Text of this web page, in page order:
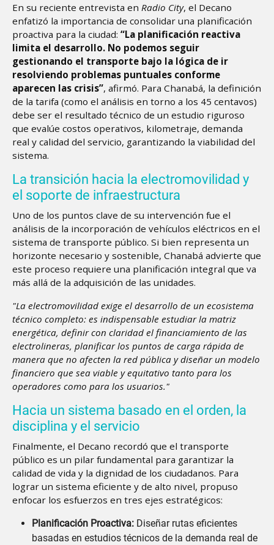
En su reciente entrevista en Radio City, el Decano
enfatizó la importancia de consolidar una planificación
proactiva para la ciudad: “La planificación reactiva
limita el desarrollo. No podemos seguir
gestionando el transporte bajo la lógica de ir
resolviendo problemas puntuales conforme
aparecen las crisis”, afirmó. Para Chanabá, la definición
de la tarifa (como el análisis en torno a los 45 centavos)
debe ser el resultado técnico de un estudio riguroso
que evalúe costos operativos, kilometraje, demanda
real y calidad del servicio, garantizando la viabilidad del
sistema.
La transición hacia la electromovilidad y
el soporte de infraestructura
Uno de los puntos clave de su intervención fue el
análisis de la incorporación de vehículos eléctricos en el
sistema de transporte público. Si bien representa un
horizonte necesario y sostenible, Chanabá advierte que
este proceso requiere una planificación integral que va
más allá de la adquisición de las unidades.
"La electromovilidad exige el desarrollo de un ecosistema
técnico completo: es indispensable estudiar la matriz
energética, definir con claridad el financiamiento de las
electrolineras, planificar los puntos de carga rápida de
manera que no afecten la red pública y diseñar un modelo
financiero que sea viable y equitativo tanto para los
operadores como para los usuarios."
Hacia un sistema basado en el orden, la
disciplina y el servicio
Finalmente, el Decano recordó que el transporte
público es un pilar fundamental para garantizar la
calidad de vida y la dignidad de los ciudadanos. Para
lograr un sistema eficiente y de alto nivel, propuso
enfocar los esfuerzos en tres ejes estratégicos:
Planificación Proactiva: Diseñar rutas eficientes
basadas en estudios técnicos de la demanda real de